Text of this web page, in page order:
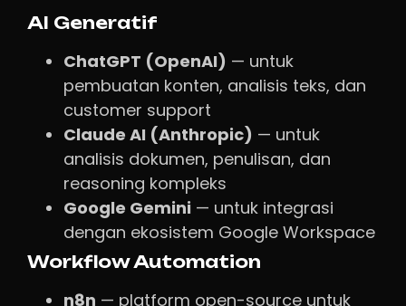
AI Generatif
ChatGPT (OpenAI) — untuk
pembuatan konten, analisis teks, dan
customer support
Claude AI (Anthropic) — untuk
analisis dokumen, penulisan, dan
reasoning kompleks
Google Gemini — untuk integrasi
dengan ekosistem Google Workspace
Workflow Automation
n8n — platform open-source untuk